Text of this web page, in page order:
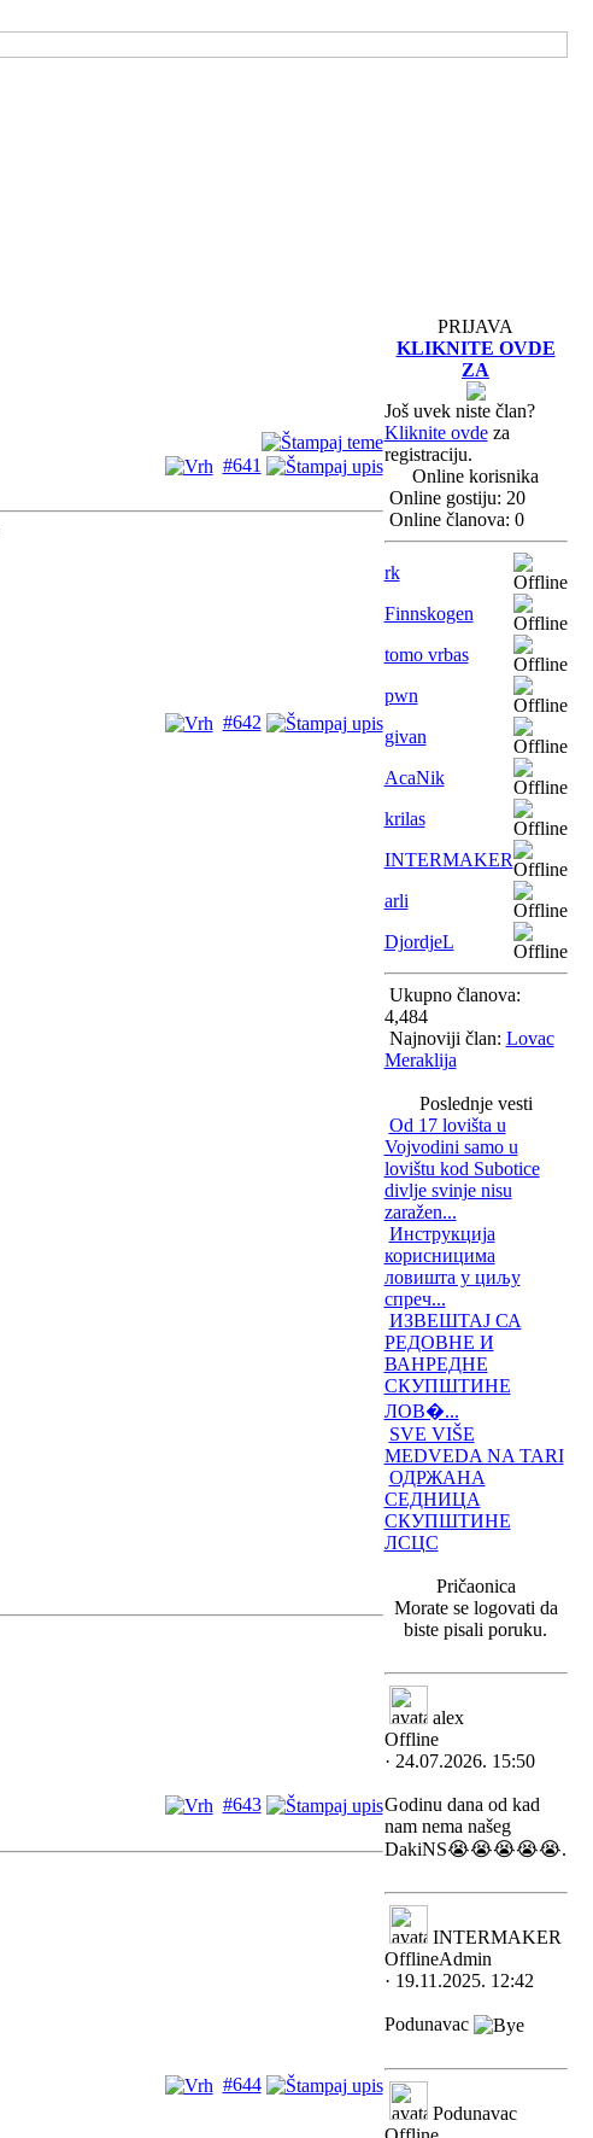
#641
#642
#643
#644
PRIJAVA
KLIKNITE OVDE
ZA
Još uvek niste član?
Kliknite ovdeza
registraciju.
Online korisnika
Online gostiju: 20
Online članova: 0
rk
Finnskogen
tomo vrbas
pwn
givan
AcaNik
krilas
INTERMAKER
arli
DjordjeL
Ukupno članova:
4,484
Najnoviji član: Lovac
Meraklija
Poslednje vesti
Od 17 lovišta u
Vojvodini samo u
lovištu kod Subotice
divlje svinje nisu
zaražen...
Инструкција
корисницима
ловишта у циљу
спреч...
ИЗВЕШТАЈ СА
РЕДОВНЕ И
ВАНРЕДНЕ
СКУПШТИНЕ
ЛОВ�...
SVE VIŠE
MEDVEDA NA TARI
ОДРЖАНА
СЕДНИЦА
СКУПШТИНЕ
ЛСЦС
Pričaonica
Morate se logovati da
biste pisali poruku.
alex
Offline
· 24.07.2026. 15:50
Godinu dana od kad
nam nema našeg
DakiNS😭😭😭😭😭.
INTERMAKER
OfflineAdmin
· 19.11.2025. 12:42
Podunavac
Podunavac